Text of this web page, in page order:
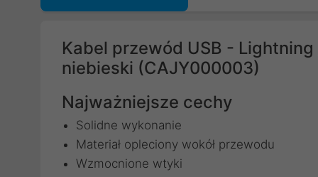
Kabel przewód USB -
niebieski (CAJY000003)
Najważniejsze cechy
Solidne wykonanie
Materiał opleciony wokół przewodu
Wzmocnione wtyki